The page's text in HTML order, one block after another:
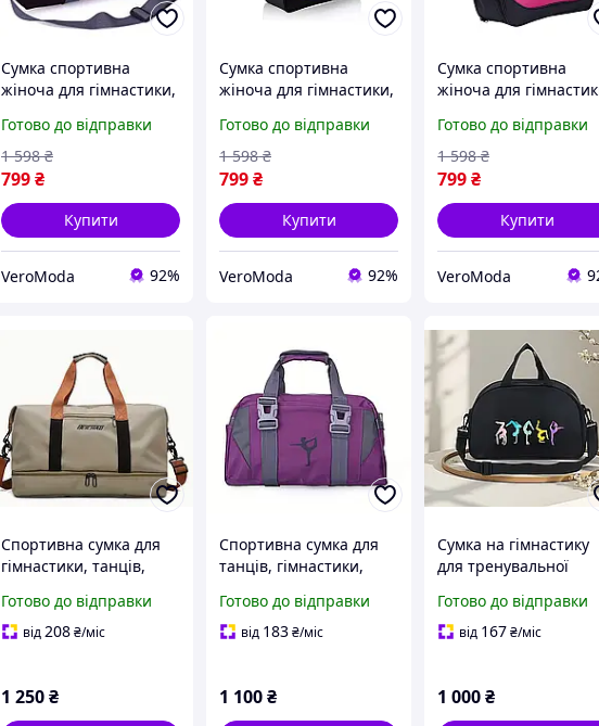
Сумка спортивна
жіноча для гімнастики,
дівчинки Сумка
дорожня дитяча Чорна
Готово до відправки
799₴
1 598 ₴
Купити
VeroModa 92%
Сумка спортивна
жіноча для гімнастики,
йоги для дівчинки
Сумка дорожня дитяча
Фіолетова
Готово до відправки
799₴
1 598 ₴
Купити
VeroModa 92%
Сумка спортивна
жіноча для
йоги для дівчинки
Сумка дорожня дитяча
Рожева
Готово до відправки
799₴
1 598 ₴
Купити
VeroModa
Спортивна сумка для
гімнастики, танців,
Готово до відправки
від208₴/міс
1 250₴
Спортивна сумка для
танців, гімнастики,
Готово до відправки
від 183₴/міс
1 100₴
Сумка на гімнастику
для тренувальної
Готово до відправки
від 167₴/міс
1 000₴